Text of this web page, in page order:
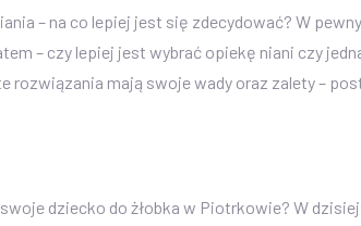
– na co lepiej jest się zdecydować? W
– czy lepiej jest wybrać opiekę niani czy
rozwiązania mają swoje wady oraz zalety –
dziecko do żłobka w Piotrkowie? W